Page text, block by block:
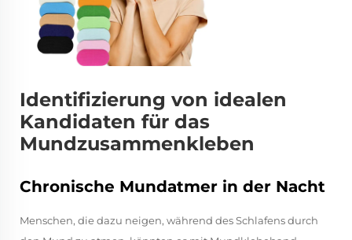
Identifizierung von idealen
Kandidaten für das
Mundzusammenkleben
Chronische Mundatmer in der Nacht
Menschen, die dazu neigen, während des Schlafens durch